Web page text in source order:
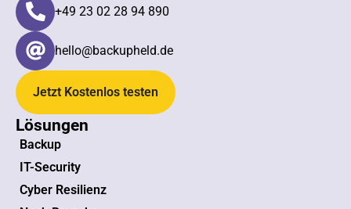
+49 23 02 28 94 890​
hello@backupheld.de
Jetzt Kostenlos testen
Lösungen
Backup
IT-Security
Cyber Resilienz